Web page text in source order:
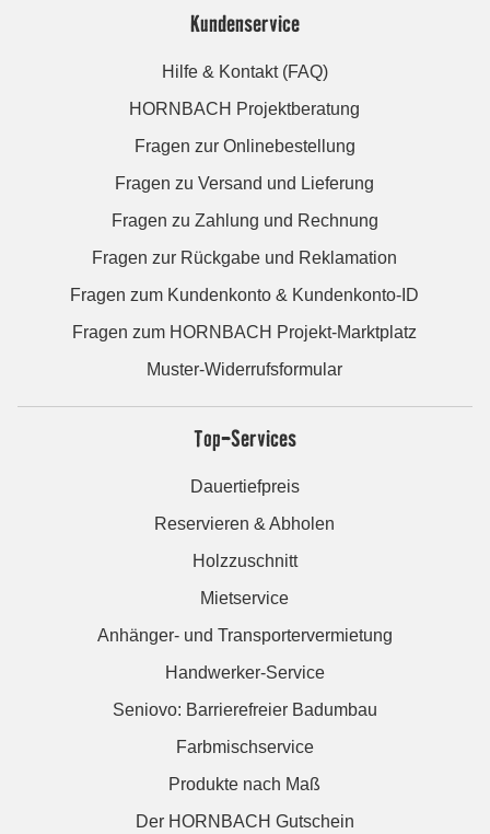
Kundenservice
Hilfe & Kontakt (FAQ)
HORNBACH Projektberatung
Fragen zur Onlinebestellung
Fragen zu Versand und Lieferung
Fragen zu Zahlung und Rechnung
Fragen zur Rückgabe und Reklamation
Fragen zum Kundenkonto & Kundenkonto-ID
Fragen zum HORNBACH Projekt-Marktplatz
Muster-Widerrufsformular
Top-Services
Dauertiefpreis
Reservieren & Abholen
Holzzuschnitt
Mietservice
Anhänger- und Transportervermietung
Handwerker-Service
Seniovo: Barrierefreier Badumbau
Farbmischservice
Produkte nach Maß
Der HORNBACH Gutschein